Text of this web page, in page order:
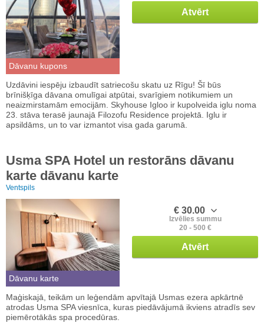
Dāvanu kupons
Atvērt
Uzdāvini iespēju izbaudīt satriecošu skatu uz Rīgu! Šī būs
brīnišķīga dāvana omulīgai atpūtai, svarīgiem notikumiem un
neaizmirstamām emocijām. Skyhouse Igloo ir kupolveida iglu noma
23. stāva terasē jaunajā Filozofu Residence projektā. Iglu ir
apsildāms, un to var izmantot visa gada garumā.
Usma SPA Hotel un restorāns dāvanu
karte dāvanu karte
Ventspils
Dāvanu karte
€ 30.00
Izvēlies summu
20 - 500 €
Atvērt
Maģiskajā, teikām un leģendām apvītajā Usmas ezera apkārtnē
atrodas Usma SPA viesnīca, kuras piedāvājumā ikviens atradīs sev
piemērotākās spa procedūras.